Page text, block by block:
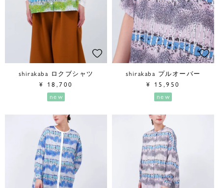
shirakaba ロクブシャツ
¥ 18,700
new
shirakaba プルオーバー
¥ 15,950
new